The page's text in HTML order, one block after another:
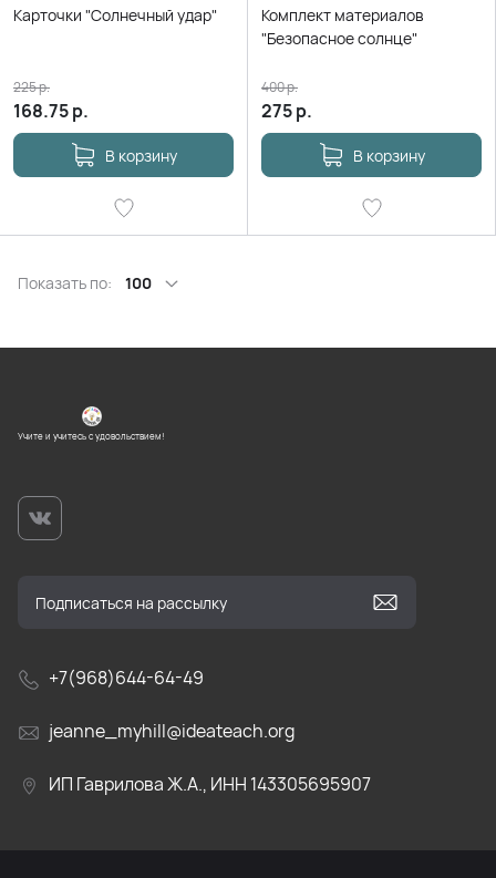
Карточки "Солнечный удар"
168.75р.
225р.
В корзину
Комплект материалов
"Безопасное солнце"
275р.
400р.
В корзину
Показать по: 100
Учите и учитесь с удовольствием!
+7(968)644-64-49
jeanne_myhill@ideateach.org
ИП Гаврилова Ж.А., ИНН 143305695907